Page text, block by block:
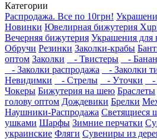
Категории
Распродажа. Все по 10грн!
Новинки Ювелирная бижутерия
Вечерняя бижутерия Украшения для
Обручи Резинки Заколки-крабы
оптом Заколки - Твистеры -
- Заколки распродажа
- Заколки
Невидимки
- Стрелы - Уточки
-
Чокеры Бижутерия на шею Браслеты
голову оптом Дождевики Брелки
Наушники-Распродажа Светящиеся
ушками Шарфы Зимние перчатки
украинские Фляги Сувениры из